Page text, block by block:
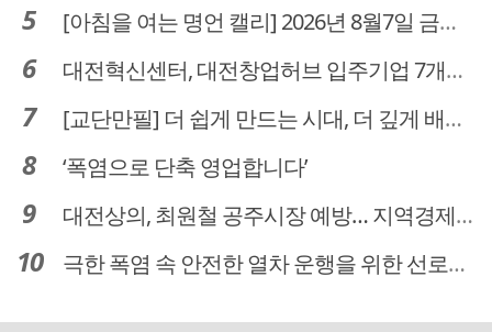
[아침을 여는 명언 캘리] 2026년 8월7일 금요일
대전혁신센터, 대전창업허브 입주기업 7개사 모집
[교단만필] 더 쉽게 만드는 시대, 더 깊게 배우는 교육
‘폭염으로 단축 영업합니다’
대전상의, 최원철 공주시장 예방… 지역경제 협력방안 논의
극한 폭염 속 안전한 열차 운행을 위한 선로관리